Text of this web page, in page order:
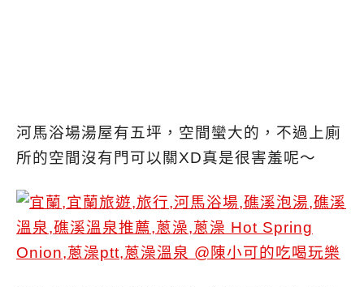
河馬浴場湯屋有五坪，空間蠻大的，不過上廁
所的空間沒有門可以關XD真是很害羞呢～